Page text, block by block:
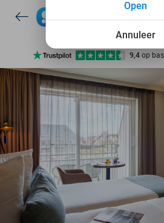
7 dagen per week
10+ miljoen
9,4 op
7 dagen per week
10+ miljoen
Annuleer
Open